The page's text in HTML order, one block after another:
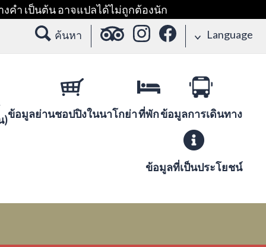
งคำ เป็นต้น อาจแปลได้ไม่ถูกต้องนัก
ค้นหา Language
)ข้อมูลย่านชอปปิงในนาโกย่าที่พักข้อมูลการเดินทาง
ข้อมูลที่เป็นประโยชน์